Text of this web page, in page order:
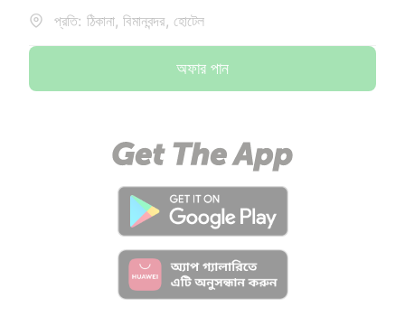
প্রতি: ঠিকানা, বিমানবন্দর, হোটেল
অফার পান